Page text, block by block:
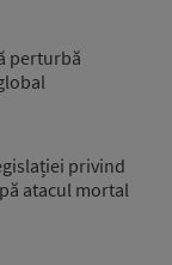
perturbă
privind
atacul mortal